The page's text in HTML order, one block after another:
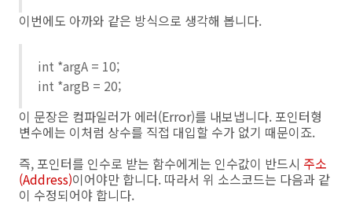
이번에도 아까와 같은 방식으로 생각해 봅니다.
int *argA = 10;
int *argB = 20;
이 문장은 컴파일러가 에러(Error)를 내보냅니다. 포인터형
변수에는 이처럼 상수를 직접 대입할 수가 없기 때문이죠.
즉, 포인터를 인수로 받는 함수에게는 인수값이 반드시 주소
(Address)이어야만 합니다. 따라서 위 소스코드는 다음과 같
이 수정되어야 합니다.